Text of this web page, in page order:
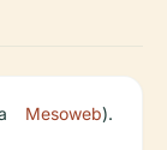
Mesoweb).